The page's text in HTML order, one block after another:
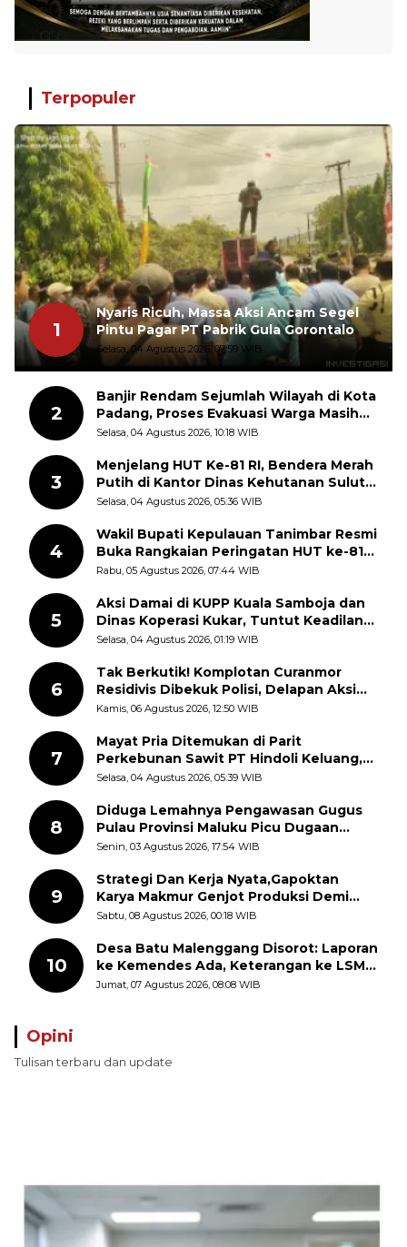
Terpopuler
1
Nyaris Ricuh, Massa Aksi Ancam Segel
Pintu Pagar PT Pabrik Gula Gorontalo
Selasa, 04 Agustus 2026, 07:59 WIB
2
Banjir Rendam Sejumlah Wilayah di Kota
Padang, Proses Evakuasi Warga Masih
Berlangsung
Selasa, 04 Agustus 2026, 10:18 WIB
3
Menjelang HUT Ke-81 RI, Bendera Merah
Putih di Kantor Dinas Kehutanan Sulut
Disorot Warga
Selasa, 04 Agustus 2026, 05:36 WIB
4
Wakil Bupati Kepulauan Tanimbar Resmi
Buka Rangkaian Peringatan HUT ke-81
Kemerdekaan RI, ASN Diajak Perkuat
Rabu, 05 Agustus 2026, 07:44 WIB
5
Aksi Damai di KUPP Kuala Samboja dan
Dinas Koperasi Kukar, Tuntut Keadilan
dan Kesempatan Kerja yang Adil
Selasa, 04 Agustus 2026, 01:19 WIB
6
Tak Berkutik! Komplotan Curanmor
Residivis Dibekuk Polisi, Delapan Aksi
Curanmor Di Candipuro Terungkap
Kamis, 06 Agustus 2026, 12:50 WIB
7
Mayat Pria Ditemukan di Parit
Perkebunan Sawit PT Hindoli Keluang,
Polisi Selidiki Penyebab Kematian
Selasa, 04 Agustus 2026, 05:39 WIB
8
Diduga Lemahnya Pengawasan Gugus
Pulau Provinsi Maluku Picu Dugaan
Pungli terhadap Nelayan Bale-Bale di
Senin, 03 Agustus 2026, 17:54 WIB
9
Strategi Dan Kerja Nyata,Gapoktan
Karya Makmur Genjot Produksi Demi
Swasembada Pangan
Sabtu, 08 Agustus 2026, 00:18 WIB
10
Desa Batu Malenggang Disorot: Laporan
ke Kemendes Ada, Keterangan ke LSM
GMAS Berbeda
Jumat, 07 Agustus 2026, 08:08 WIB
Opini
Tulisan terbaru dan update